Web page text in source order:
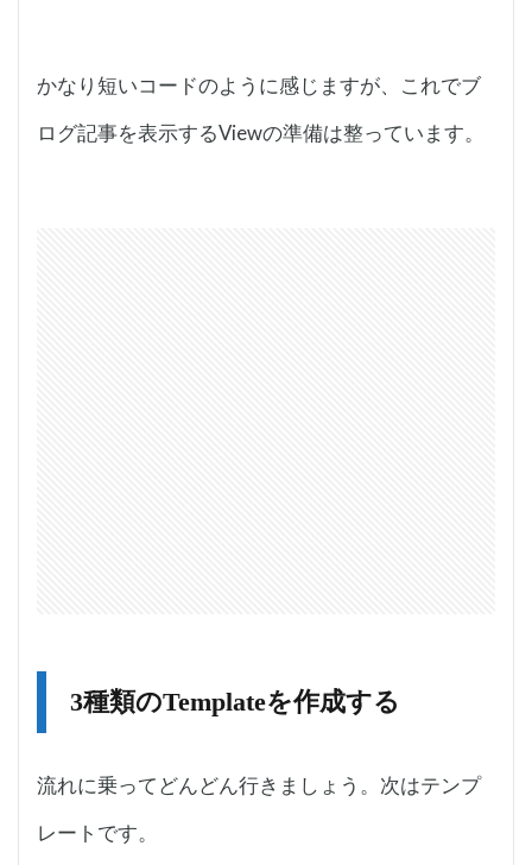
かなり短いコードのように感じますが、これでブ
ログ記事を表示するViewの準備は整っています。
3種類のTemplateを作成する
流れに乗ってどんどん行きましょう。次はテンプ
レートです。